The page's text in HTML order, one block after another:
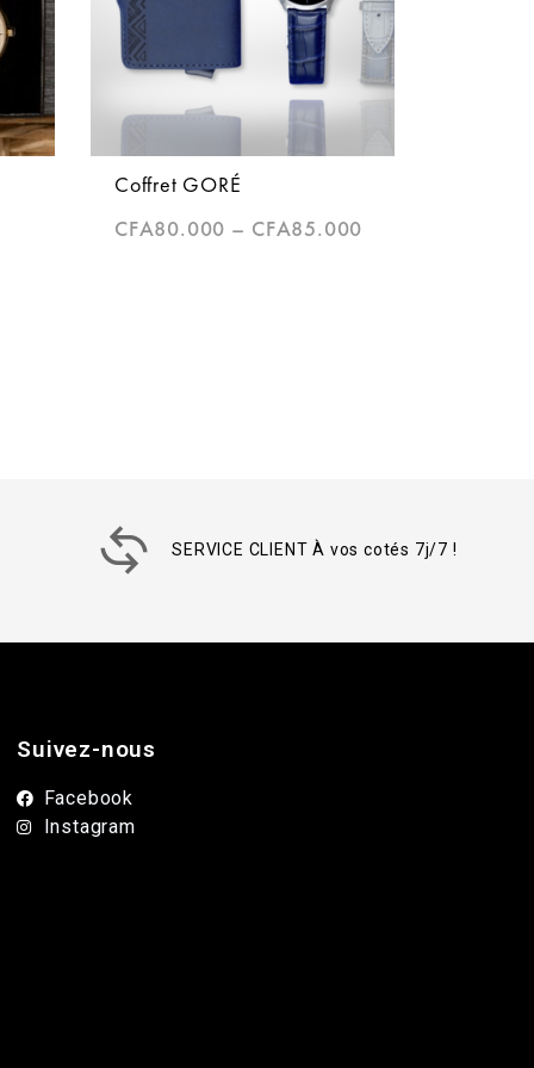
Coffret GORÉ
CFA80.000 – CFA85.000
SERVICE CLIENT À vos cotés 7j/7 !
Suivez-nous
Facebook
Instagram